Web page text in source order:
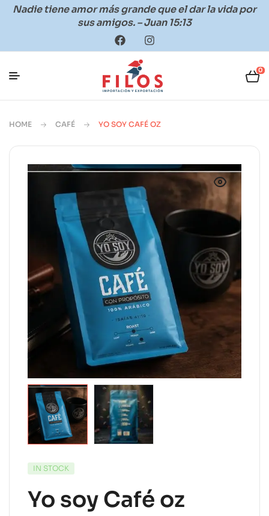
Nadie tiene amor más grande que el dar la vida por
sus amigos. – Juan 15:13
0
HOME CAFÉ YO SOY CAFÉ OZ
IN STOCK
Yo soy Café oz